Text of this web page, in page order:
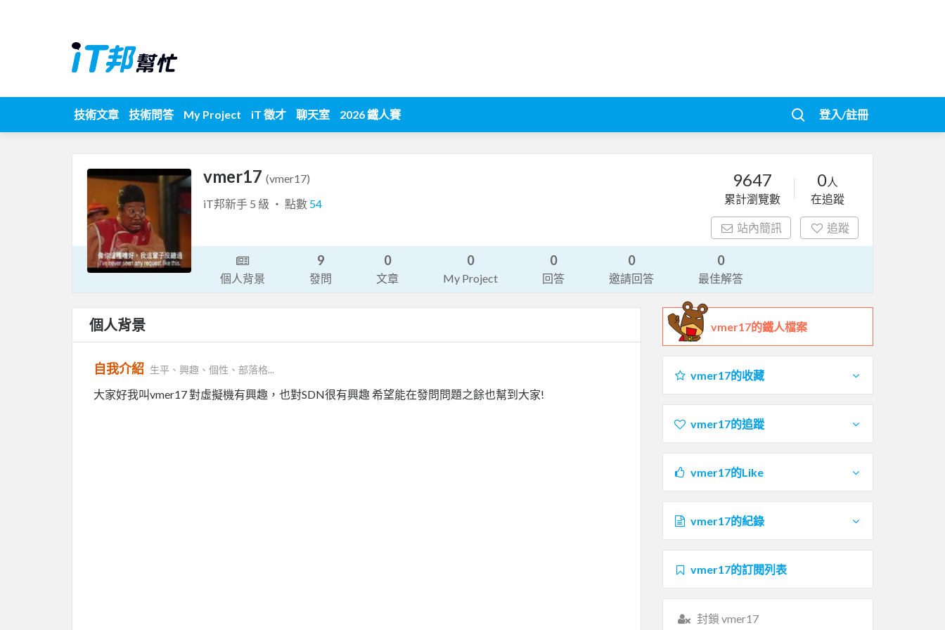
技術文章 技術問答 My Project iT 徵才 聊天室 2026 鐵人賽 登入/註冊
vmer17 (vmer17)
iT邦新手 5 級 ‧ 點數 54
9647
累計瀏覽數
0人
在追蹤
站內簡訊 追蹤
個人背景
9
發問
0
文章
0
My Project
0
回答
0
邀請回答
0
最佳解答
個人背景
自我介紹 生平、興趣、個性、部落格...
大家好我叫vmer17 對虛擬機有興趣，也對SDN很有興趣 希望能在發問問題之餘也幫到大家!
vmer17的鐵人檔案
vmer17的收藏
vmer17的追蹤
vmer17的Like
vmer17的紀錄
vmer17的訂閱列表
封鎖 vmer17